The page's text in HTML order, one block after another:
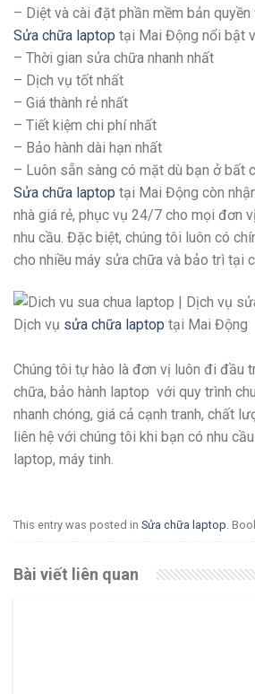
– Diệt và cài đặt phần mềm bản quyền
Sửa chữa laptop tại Mai Động nổi bật
– Thời gian sửa chữa nhanh nhất
– Dịch vụ tốt nhất
– Giá thành rẻ nhất
– Tiết kiệm chi phí nhất
– Bảo hành dài hạn nhất
– Luôn sẵn sàng có mặt dù bạn ở bất
Sửa chữa laptop tại Mai Động còn
nhà giá rẻ, phục vụ 24/7 cho mọi đơn
nhu cầu. Đặc biệt, chúng tôi luôn có
cho nhiều máy sửa chữa và bảo trì tại
Dịch vụ sửa chữa laptop tại Mai Động
Chúng tôi tự hào là đơn vị luôn đi đầu
chữa, bảo hành laptop với quy trình
nhanh chóng, giá cả cạnh tranh, chất
liên hệ với chúng tôi khi bạn có nhu
laptop, máy tinh.
This entry was posted in Sửa chữa laptop .
Bài viết liên quan